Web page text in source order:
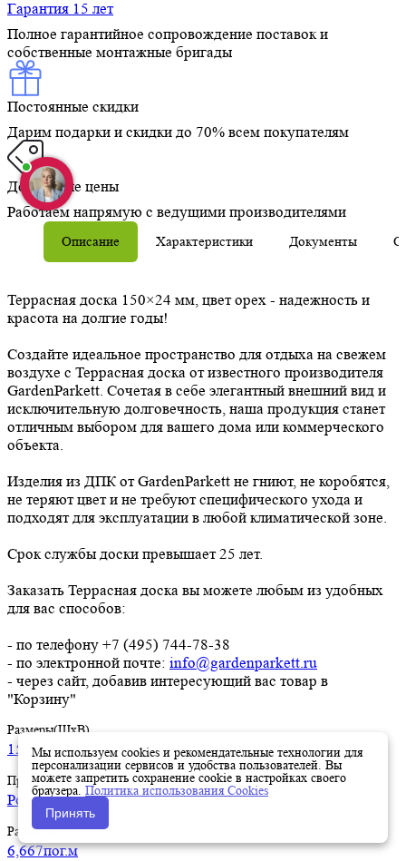
Гарантия 15 лет
Полное гарантийное сопровождение поставок и
собственные монтажные бригады
Постоянные скидки
Дарим подарки и скидки до 70% всем покупателям
Доступные цены
Работаем напрямую с ведущими производителями
Описание Характеристики Документы
Террасная доска 150×24 мм, цвет орех - надежность и
красота на долгие годы!
Создайте идеальное пространство для отдыха на свежем
воздухе с Террасная доска от известного производителя
GardenParkett. Сочетая в себе элегантный внешний вид и
исключительную долговечность, наша продукция станет
отличным выбором для вашего дома или коммерческого
объекта.
Изделия из ДПК от GardenParkett не гниют, не коробятся,
не теряют цвет и не требуют специфического ухода и
подходят для эксплуатации в любой климатической зоне.
Срок службы доски превышает 25 лет.
Заказать Террасная доска вы можете любым из удобных
для вас способов:
- по телефону +7 (495) 744-78-38
- по электронной почте: info@gardenparkett.ru
- через сайт, добавив интересующий вас товар в
"Корзину"
Размеры(ШхВ)
150×24 мм
Производство
Россия
Расход на 1 кв.метр
6,667пог.м
Мы используем cookies и рекомендательные технологии для
персонализации сервисов и удобства пользователей. Вы
можете запретить сохранение cookie в настройках своего
браузера. Политика использования Cookies
Принять